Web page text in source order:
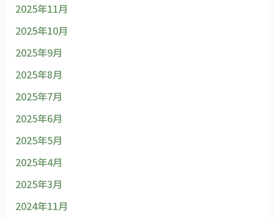
2025年11月
2025年10月
2025年9月
2025年8月
2025年7月
2025年6月
2025年5月
2025年4月
2025年3月
2024年11月